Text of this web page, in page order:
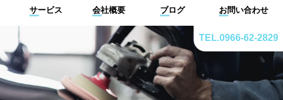
TEL.0966-62-2829
サービス 会社概要 ブログ お問い合わせ